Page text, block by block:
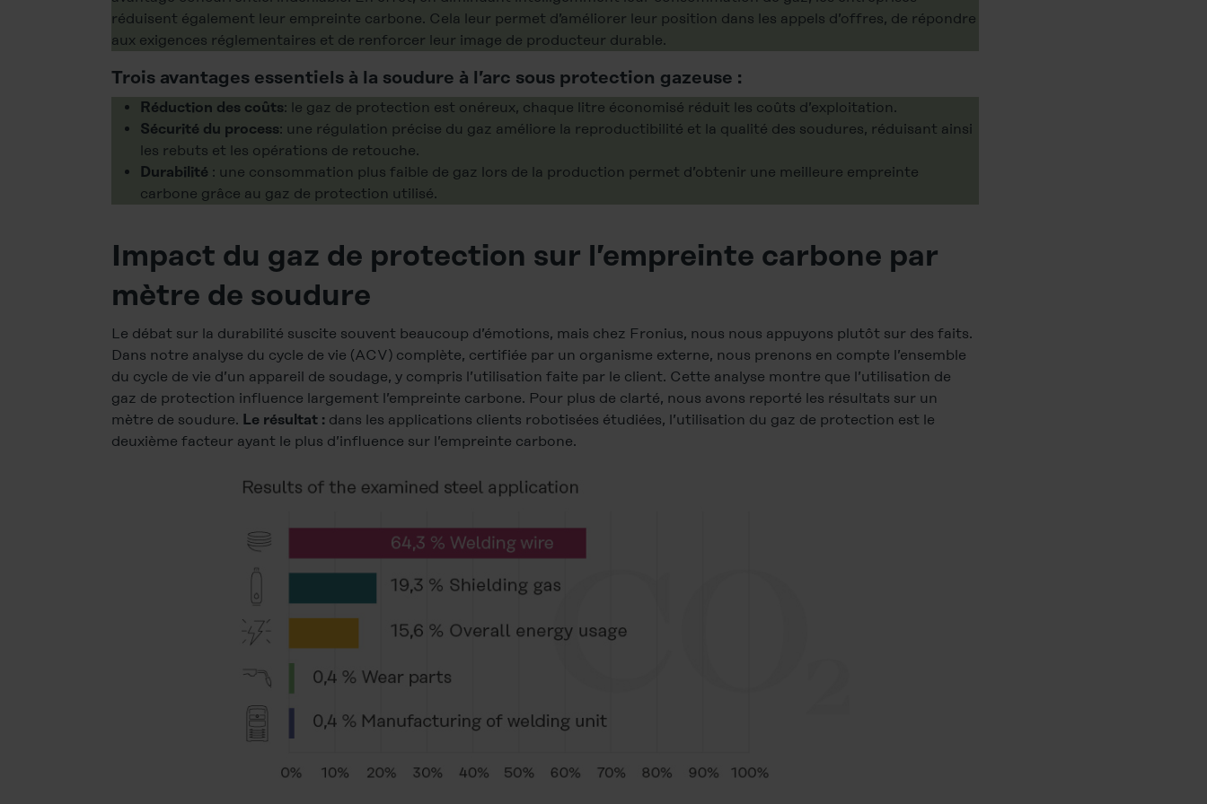
réduisent également leur empreinte carbone. Cela leur permet d’améliorer leur position dans les appels d’offres, de répondre
aux exigences réglementaires et de renforcer leur image de producteur durable.
Trois avantages essentiels à la soudure à l’arc sous protection gazeuse :
Réduction des coûts: le gaz de protection est onéreux, chaque litre économisé réduit les coûts d’exploitation.
Sécurité du process: une régulation précise du gaz améliore la reproductibilité et la qualité des soudures, réduisant ainsi
les rebuts et les opérations de retouche.
Durabilité : une consommation plus faible de gaz lors de la production permet d’obtenir une meilleure empreinte
carbone grâce au gaz de protection utilisé.
Impact du gaz de protection sur l’empreinte carbone par
mètre de soudure
Le débat sur la durabilité suscite souvent beaucoup d’émotions, mais chez Fronius, nous nous appuyons plutôt sur des faits.
Dans notre analyse du cycle de vie (ACV) complète, certifiée par un organisme externe, nous prenons en compte l’ensemble
du cycle de vie d’un appareil de soudage, y compris l’utilisation faite par le client. Cette analyse montre que l’utilisation de
gaz de protection influence largement l’empreinte carbone. Pour plus de clarté, nous avons reporté les résultats sur un
mètre de soudure. Le résultat : dans les applications clients robotisées étudiées, l’utilisation du gaz de protection est le
deuxième facteur ayant le plus d’influence sur l’empreinte carbone.